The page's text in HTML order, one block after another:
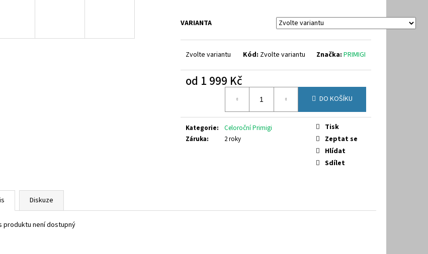
VARIANTA
Zvolte variantu Kód: Zvolte variantu Značka: PRIMIGI
od 1 999 Kč
DO KOŠÍKU
Kategorie:
Celoroční Primigi
Záruka: 2 roky
Tisk
Zeptat se
Hlídat
Sdílet
Diskuze
produktu není dostupný